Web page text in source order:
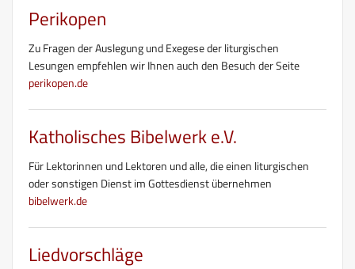
Perikopen
Zu Fragen der Auslegung und Exegese der liturgischen
Lesungen empfehlen wir Ihnen auch den Besuch der Seite
perikopen.de
Katholisches Bibelwerk e.V.
Für Lektorinnen und Lektoren und alle, die einen liturgischen
oder sonstigen Dienst im Gottesdienst übernehmen
bibelwerk.de
Liedvorschläge